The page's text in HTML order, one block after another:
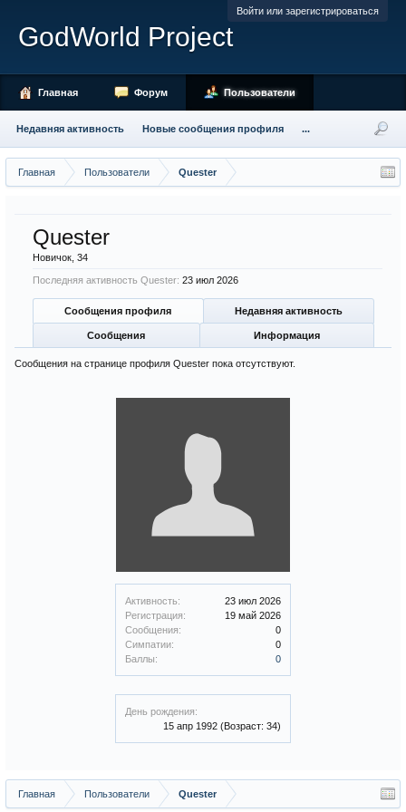
Войти или зарегистрироваться
Главная Пользователи Quester
Активность:
23 июл 2026
Регистрация:
19 май 2026
Сообщения:
0
Симпатии:
0
Баллы:
0
День рождения:
15 апр 1992 (Возраст: 34)
Quester
Новичок , 34
Последняя активность Quester: 23 июл 2026
Сообщения профиля Недавняя активность
Сообщения Информация
Сообщения на странице профиля Quester пока отсутствуют.
Главная Пользователи Quester
GodWorld Project
Главная Форум Пользователи
Недавняя активность Новые сообщения профиля ...